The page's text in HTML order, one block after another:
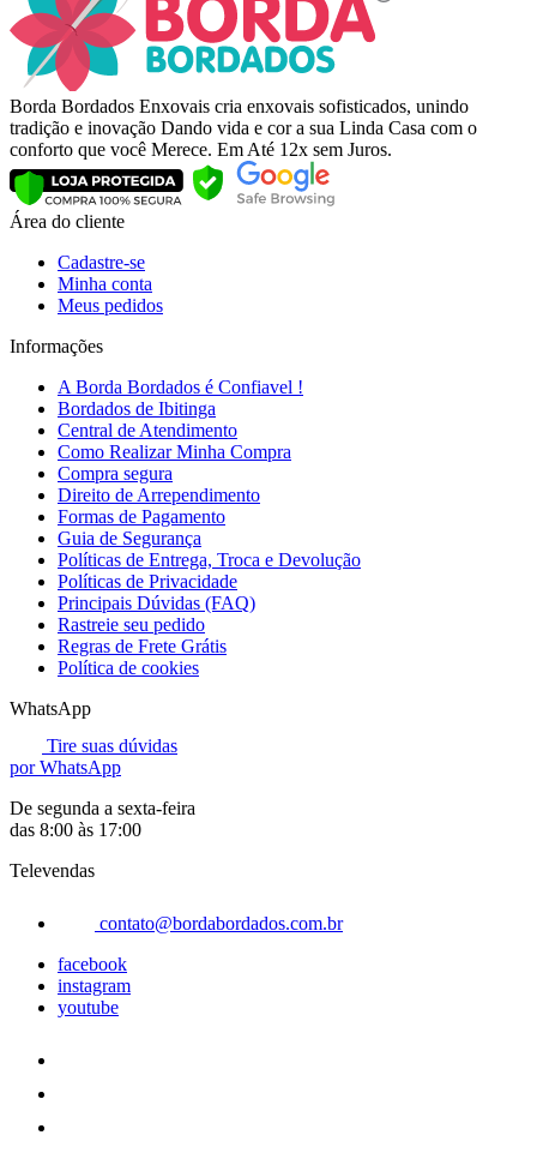
Borda Bordados Enxovais cria enxovais sofisticados, unindo
tradição e inovação Dando vida e cor a sua Linda Casa com o
conforto que você Merece. Em Até 12x sem Juros.
Área do cliente
Cadastre-se
Minha conta
Meus pedidos
Informações
A Borda Bordados é Confiavel !
Bordados de Ibitinga
Central de Atendimento
Como Realizar Minha Compra
Compra segura
Direito de Arrependimento
Formas de Pagamento
Guia de Segurança
Políticas de Entrega, Troca e Devolução
Políticas de Privacidade
Principais Dúvidas (FAQ)
Rastreie seu pedido
Regras de Frete Grátis
Política de cookies
WhatsApp
Tire suas dúvidas
por WhatsApp
De segunda a sexta-feira
das 8:00 às 17:00
Televendas
contato@bordabordados.com.br
facebook
instagram
youtube